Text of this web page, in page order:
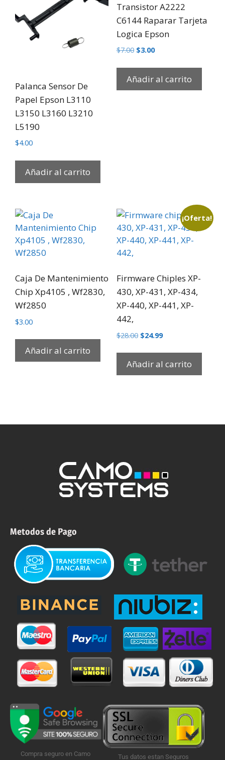
Palanca Sensor De
Papel Epson L3110
L3150 L3160 L3210
L5190
$4.00
Añadir al carrito
Transistor A2222
C6144 Raparar Tarjeta
Logica Epson
$7.00 $3.00
Añadir al carrito
Caja De Mantenimiento
Chip Xp4105 , Wf2830,
Wf2850
$3.00
Añadir al carrito
¡Oferta!
Firmware Chiples XP-
430, XP-431, XP-434,
XP-440, XP-441, XP-
442,
$28.00 $24.99
Añadir al carrito
Metodos de Pago
Compra seguro en Camo
Tus datos estan Seguros